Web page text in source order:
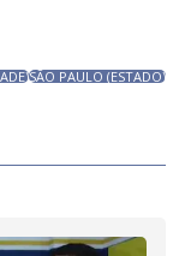
SÃO PAULO (ESTADO)